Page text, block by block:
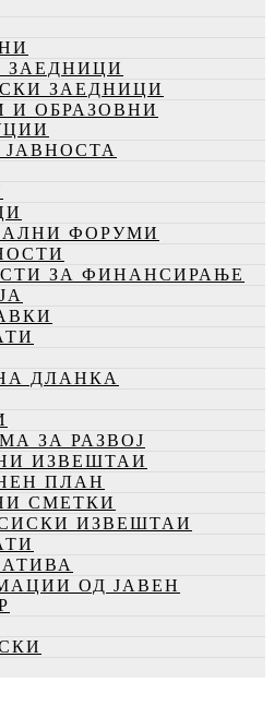
ЗАЕДНИЦИ
ЗАЕДНИЦИ
И ОБРАЗОВНИ
ФОРУМИ
ЗА ФИНАНСИРАЊЕ
ДЛАНКА
ЗА РАЗВОЈ
ИЗВЕШТАИ
ПЛАН
СМЕТКИ
ИЗВЕШТАИ
ОД ЈАВЕН